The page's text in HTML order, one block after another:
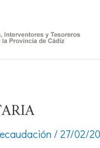
/ 27/02/